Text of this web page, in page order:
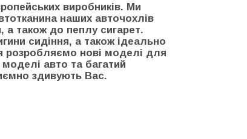
виробників. Ми
наших авточохлів
а також до пеплу сигарет.
сидіння, а також ідеально
розробляємо нові моделі для
авто та багатий
здивують Вас.